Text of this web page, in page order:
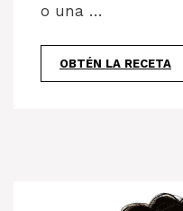
o una …
OBTÉN LA RECETA